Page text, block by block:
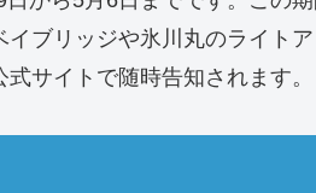
ブリッジや氷川丸のライト
サイトで随時告知されます。